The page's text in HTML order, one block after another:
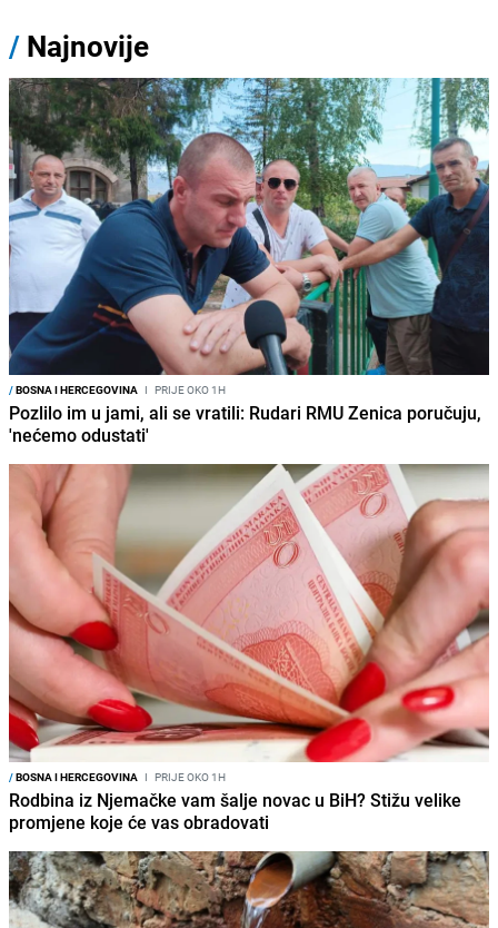
/ Najnovije
/BOSNA I HERCEGOVINA I PRIJE OKO 1H
Pozlilo im u jami, ali se vratili: Rudari RMU Zenica poručuju,
'nećemo odustati'
/BOSNA I HERCEGOVINA I PRIJE OKO 1H
Rodbina iz Njemačke vam šalje novac u BiH? Stižu velike
promjene koje će vas obradovati